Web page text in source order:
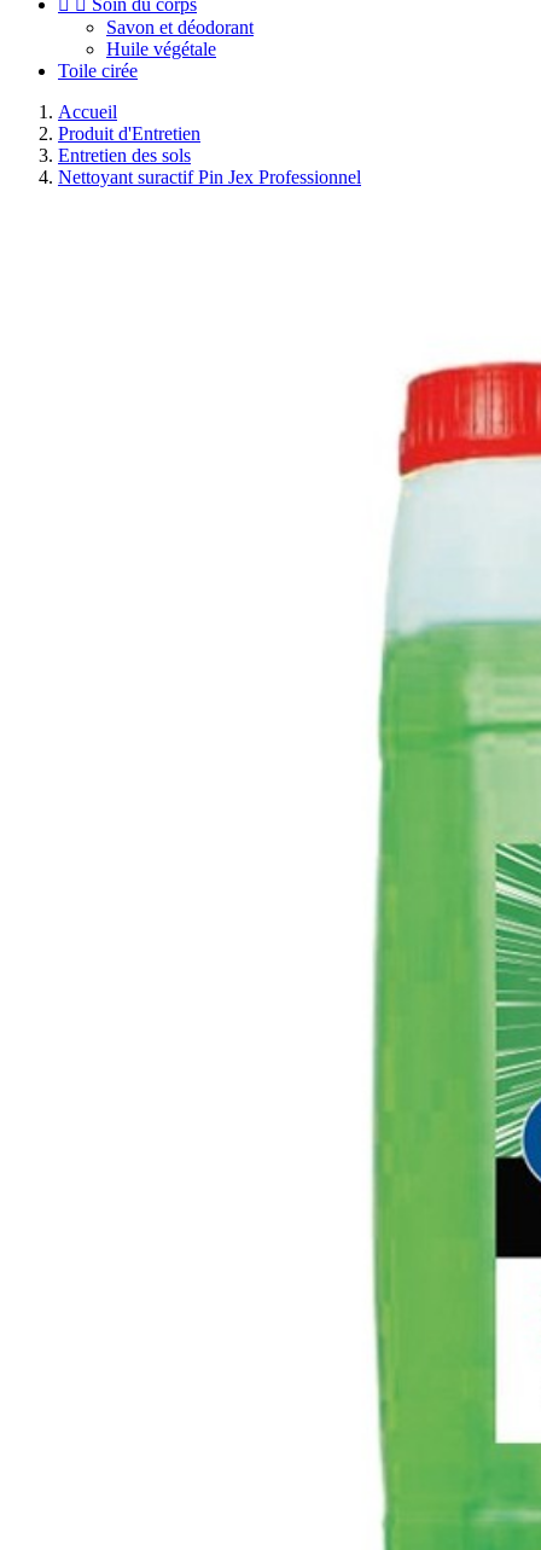
  Soin du corps
Savon et déodorant
Huile végétale
Toile cirée
Accueil
Produit d'Entretien
Entretien des sols
Nettoyant suractif Pin Jex Professionnel